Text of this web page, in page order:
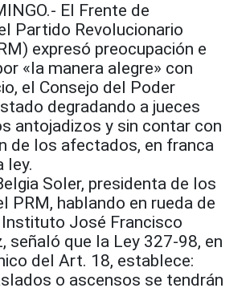
El Frente de
Partido Revolucionario
expresó preocupación e
«la manera alegre» con
el Consejo del Poder
degradando a jueces
antojadizos y sin contar con
de los afectados, en franca
ley.
Soler, presidenta de los
PRM, hablando en rueda de
Instituto José Francisco
señaló que la Ley 327-98, en
del Art. 18, establece:
o ascensos se tendrán